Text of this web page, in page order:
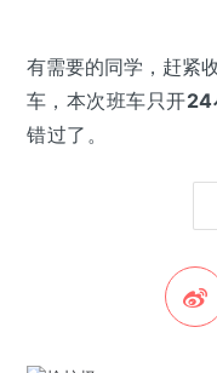
有需要的同学，赶紧
车 ，本次班车只开24
错过了。